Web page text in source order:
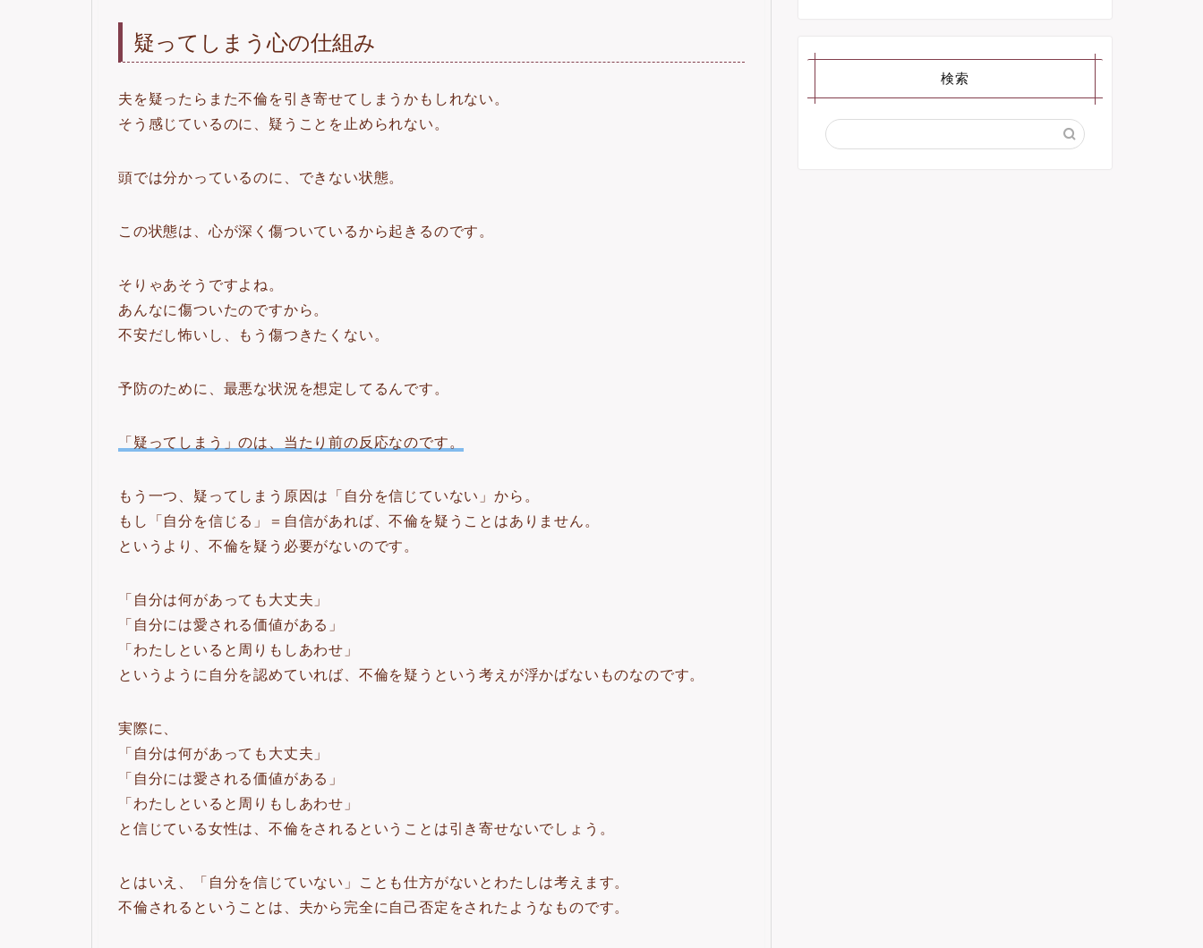
疑ってしまう心の仕組み
夫を疑ったらまた不倫を引き寄せてしまうかもしれない。
そう感じているのに、疑うことを止められない。
頭では分かっているのに、できない状態。
この状態は、心が深く傷ついているから起きるのです。
そりゃあそうですよね。
あんなに傷ついたのですから。
不安だし怖いし、もう傷つきたくない。
予防のために、最悪な状況を想定してるんです。
「疑ってしまう」のは、当たり前の反応なのです。
もう一つ、疑ってしまう原因は「自分を信じていない」から。
もし「自分を信じる」＝自信があれば、不倫を疑うことはありません。
というより、不倫を疑う必要がないのです。
「自分は何があっても大丈夫」
「自分には愛される価値がある」
「わたしといると周りもしあわせ」
というように自分を認めていれば、不倫を疑うという考えが浮かばないものなのです。
実際に、
「自分は何があっても大丈夫」
「自分には愛される価値がある」
「わたしといると周りもしあわせ」
と信じている女性は、不倫をされるということは引き寄せないでしょう。
とはいえ、「自分を信じていない」ことも仕方がないとわたしは考えます。
不倫されるということは、夫から完全に自己否定をされたようなものです。
検索